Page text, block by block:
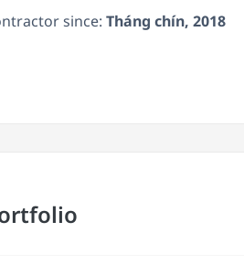
since: Tháng chín, 2018